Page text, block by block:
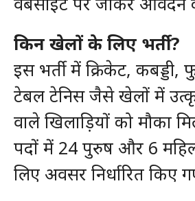
किन खेलों के लिए भर्ती?
इस भर्ती में क्रिकेट,
टेबल टेनिस जैसे खेलों में
वाले खिलाड़ियों को मौका
पदों में 24 पुरुष और 6
लिए अवसर निर्धारित किए